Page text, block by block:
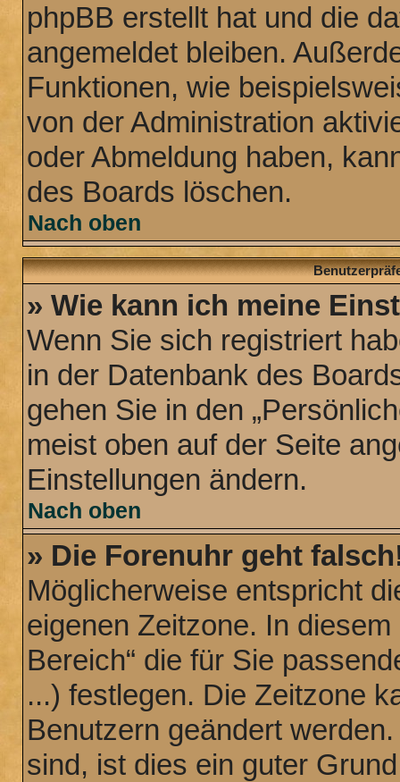
phpBB erstellt hat und die
angemeldet bleiben.
Funktionen, wie
von der Administration
oder Abmeldung haben,
des Boards löschen.
Nach oben
» Wie kann ich meine
Wenn Sie sich registriert
in der Datenbank des
gehen Sie in den
meist oben auf der Seite
Einstellungen ändern.
Nach oben
» Die Forenuhr geht
Möglicherweise entspricht
eigenen Zeitzone. In
Bereich“ die für Sie
...) festlegen. Die Zeitzone
Benutzern geändert
sind, ist dies ein guter